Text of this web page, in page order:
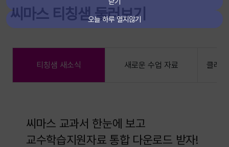
오늘 하루 열지않기
씨마스 티칭샘 둘러보기
티칭샘 새소식 새로운 수업 자료 클래
씨마스 교과서 한눈에 보고
교수학습지원자료 통합 다운로드 받자!